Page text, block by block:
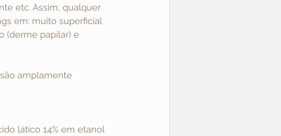
etc. Assim, qualquer
em: muito superficial
(derme papilar) e
amplamente
lático 14% em etanol